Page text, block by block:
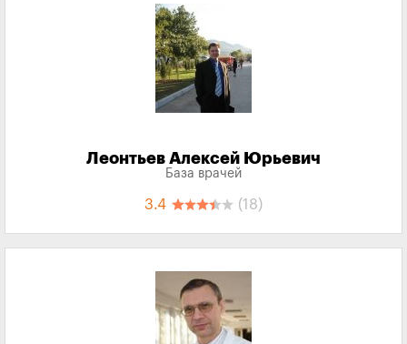
Леонтьев Алексей Юрьевич
База врачей
3.4 (18)